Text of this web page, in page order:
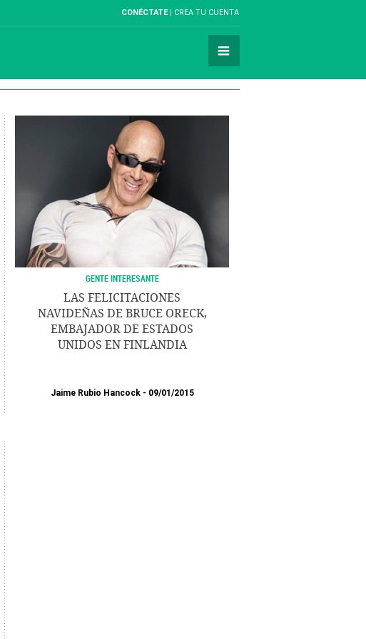
CONÉCTATE CREA TU CUENTA
GENTE INTERESANTE
LAS FELICITACIONES
NAVIDEÑAS DE BRUCE ORECK,
EMBAJADOR DE ESTADOS
UNIDOS EN FINLANDIA
Jaime Rubio Hancock 09/01/2015